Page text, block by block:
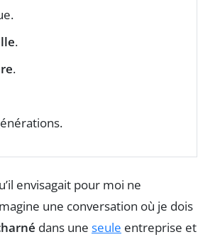
.
.
envisagait pour moi ne
une conversation où je dois
dans une seule entreprise et